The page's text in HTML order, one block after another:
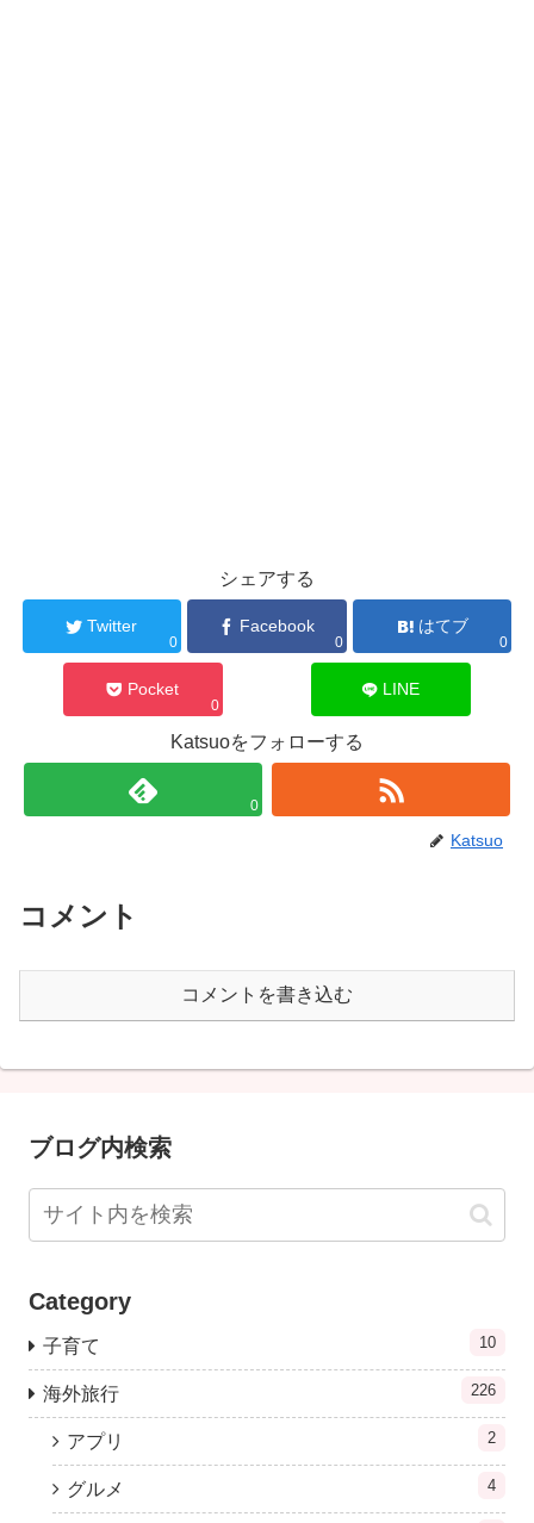
シェアする
Twitter
0
Facebook
0
はてブ
0
Pocket
0
LINE
Katsuoをフォローする
0
Katsuo
コメント
コメントを書き込む
ブログ内検索
Category
子育て 10
海外旅行 226
アプリ 2
グルメ 4